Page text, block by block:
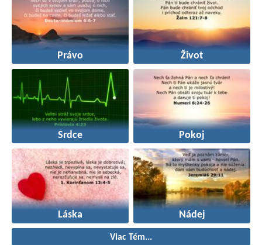
Právo Život
Srdce Pokoj
Láska Nádej
Viac Tém...